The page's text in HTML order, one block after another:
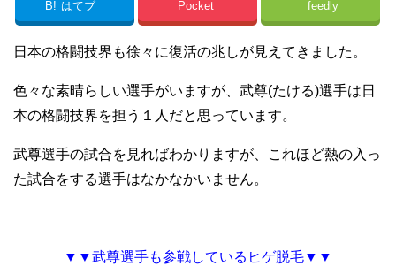
B! はてブ Pocket feedly
日本の格闘技界も徐々に復活の兆しが見えてきました。
色々な素晴らしい選手がいますが、武尊(たける)選手は日
本の格闘技界を担う１人だと思っています。
武尊選手の試合を見ればわかりますが、これほど熱の入っ
た試合をする選手はなかなかいません。
▼▼武尊選手も参戦しているヒゲ脱毛▼▼